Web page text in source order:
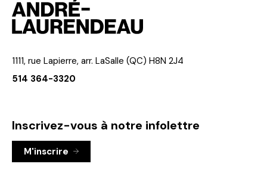
1111, rue Lapierre, arr. LaSalle (QC) H8N 2J4
514 364-3320
Inscrivez-vous à notre infolettre
M'inscrire